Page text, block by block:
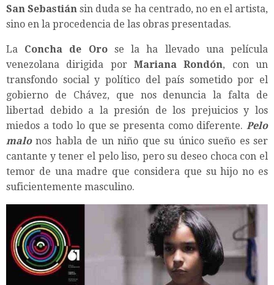
San Sebastián sin duda se ha centrado, no en el artista,
sino en la procedencia de las obras presentadas.
La Concha de Orose la ha llevado una película
venezolana dirigida por Mariana Rondón, con un
transfondo social y político del país sometido por el
gobierno de Chávez, que nos denuncia la falta de
libertad debido a la presión de los prejuicios y los
miedos a todo lo que se presenta como diferente. Pelo
malonos habla de un niño que su único sueño es ser
cantante y tener el pelo liso, pero su deseo choca con el
temor de una madre que considera que su hijo no es
suficientemente masculino.